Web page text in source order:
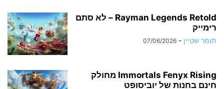
Rayman Legends Retold – לא סתם
רימייק
תומר שטיין -
07/06/2026
Immortals Fenyx Rising מחולק
חינם בחנות של יוביסופט